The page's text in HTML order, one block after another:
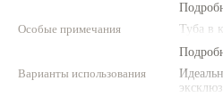
Особые примечания
Туба в
Варианты использования